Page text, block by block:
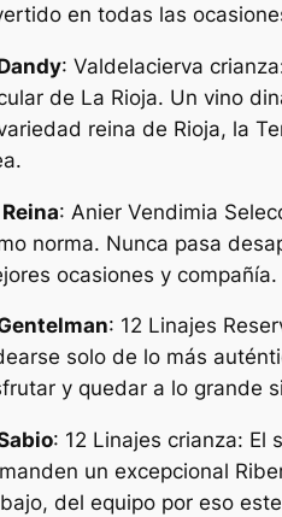
en todas las
: Valdelacierva
de La Rioja. Un vino
reina de Rioja, la
: Anier Vendimia
norma. Nunca pasa
ocasiones y
: 12 Linajes
solo de lo más
y quedar a lo grande
: 12 Linajes crianza: El
un excepcional
del equipo por eso